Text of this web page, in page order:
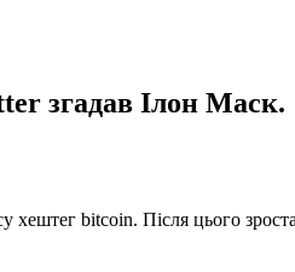
згадав Ілон Маск.
хештег bitcoin. Після цього